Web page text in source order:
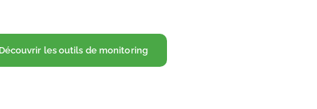
Découvrir les outils de monitoring